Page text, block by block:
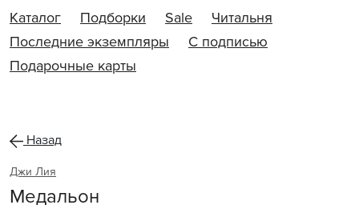
Каталог
Подборки Sale
Читальня
Последние экземпляры
С подписью
Подарочные карты
Назад
Джи Лия
Медальон